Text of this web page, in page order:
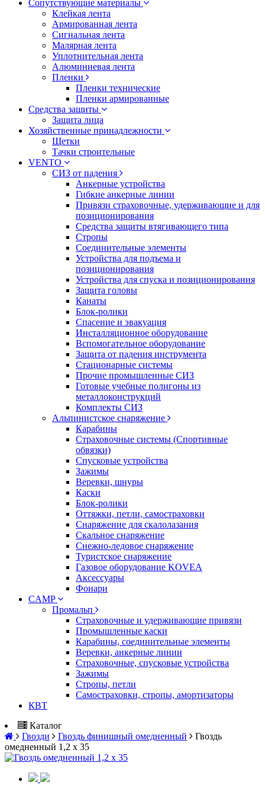
Сопутствующие материалы
Клейкая лента
Армированная лента
Сигнальная лента
Малярная лента
Уплотнительная лента
Алюминиевая лента
Пленки
Пленки технические
Пленки армированные
Средства защиты
Защита лица
Хозяйственные принадлежности
Щетки
Тачки строительные
VENTO
СИЗ от падения
Анкерные устройства
Гибкие анкерные линии
Привязи страховочные, удерживающие и для
позиционирования
Средства защиты втягивающего типа
Стропы
Соединительные элементы
Устройства для подъема и
позиционирования
Устройства для спуска и позиционирования
Защита головы
Канаты
Блок-ролики
Спасение и эвакуация
Инсталляционное оборудование
Вспомогательное оборудование
Защита от падения инструмента
Стационарные системы
Прочие промышленные СИЗ
Готовые учебные полигоны из
металлоконструкций
Комплекты СИЗ
Альпинистское снаряжение
Карабины
Страховочные системы (Спортивные
обвязки)
Спусковые устройства
Зажимы
Веревки, шнуры
Каски
Блок-ролики
Оттяжки, петли, самостраховки
Снаряжение для скалолазания
Скальное снаряжение
Снежно-ледовое снаряжение
Туристское снаряжение
Газовое оборудование KOVEA
Аксессуары
Фонари
CAMP
Промальп
Страховочные и удерживающие привязи
Промышленные каски
Карабины, соединительные элементы
Веревки, анкерные линии
Страховочные, спусковые устройства
Зажимы
Стропы, петли
Самостраховки, стропы, амортизаторы
КВТ
Каталог
Гвозди
Гвоздь финишный омедненный
Гвоздь
омедненный 1,2 х 35